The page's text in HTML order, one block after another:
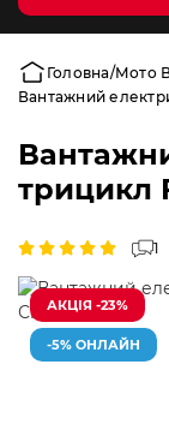
Головна Мото
Вантажний
трицикл
1
АКЦІЯ -23%
-5% ОНЛАЙН